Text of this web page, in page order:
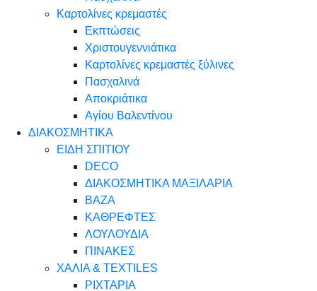
Καρτολίνες κρεμαστές
Εκπτώσεις
Χριστουγεννιάτικα
Καρτολίνες κρεμαστές ξύλινες
Πασχαλινά
Αποκριάτικα
Αγίου Βαλεντίνου
ΔΙΑΚΟΣΜΗΤΙΚΑ
ΕΙΔΗ ΣΠΙΤΙΟΥ
DECO
ΔΙΑΚΟΣΜΗΤΙΚΑ ΜΑΞΙΛΑΡΙΑ
ΒΑΖΑ
ΚΑΘΡΕΦΤΕΣ
ΛΟΥΛΟΥΔΙΑ
ΠΙΝΑΚΕΣ
ΧΑΛΙΑ & TEXTILES
ΡΙΧΤΑΡΙΑ